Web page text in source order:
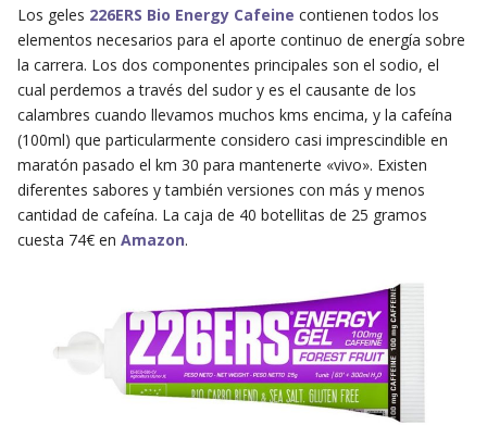
Los geles 226ERS Bio Energy Cafeine contienen todos los
elementos necesarios para el aporte continuo de energía sobre
la carrera. Los dos componentes principales son el sodio, el
cual perdemos a través del sudor y es el causante de los
calambres cuando llevamos muchos kms encima, y la cafeína
(100ml) que particularmente considero casi imprescindible en
maratón pasado el km 30 para mantenerte «vivo». Existen
diferentes sabores y también versiones con más y menos
cantidad de cafeína. La caja de 40 botellitas de 25 gramos
cuesta 74€ en Amazon.